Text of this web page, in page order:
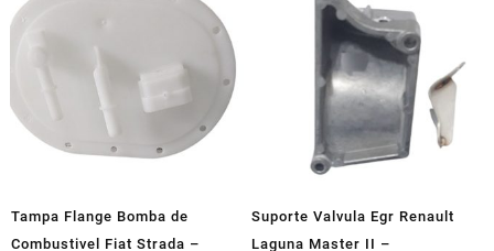
Tampa Flange Bomba de
Combustivel Fiat Strada –
Suporte Valvula Egr Renault
Laguna Master II –